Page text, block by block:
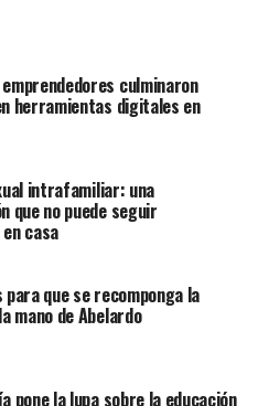
culminaron
herramientas digitales en
intrafamiliar: una
que no puede seguir
casa
para que se recomponga la
mano de Abelardo
pone la lupa sobre la educación